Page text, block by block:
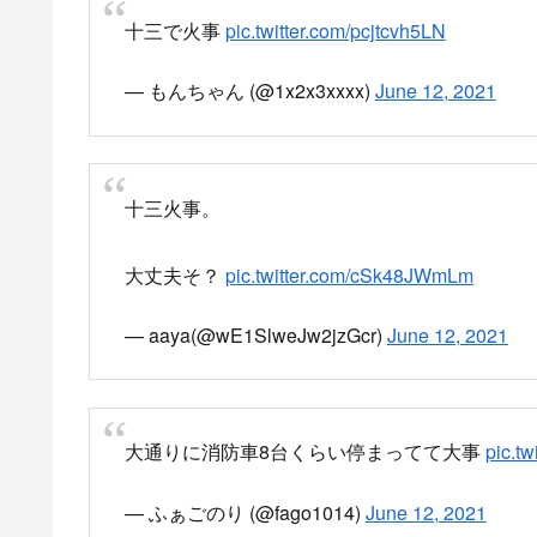
十三で火事pic.twitter.com/pcjtcvh5LN
— もんちゃん (@1x2x3xxxx) June 12, 2021
十三火事。
大丈夫そ？ pic.twitter.com/cSk48JWmLm
— aaya(@wE1SlweJw2jzGcr) June 12, 2021
大通りに消防車8台くらい停まってて大事
— ふぁごのり (@fago1014) June 12, 2021